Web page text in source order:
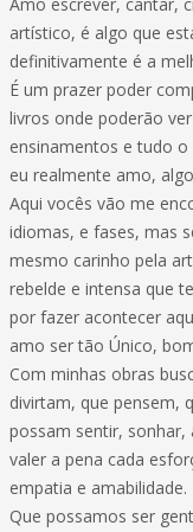
artístico, é algo que
definitivamente é a
É um prazer poder
livros onde poderão
ensinamentos e tudo
eu realmente amo,
Aqui vocês vão me
idiomas, e fases, mas
mesmo carinho pela
rebelde e intensa que
por fazer acontecer
amo ser tão Único,
Com minhas obras
divirtam, que pensem,
possam sentir,
valer a pena cada
empatia e amabilidade.
Que possamos ser